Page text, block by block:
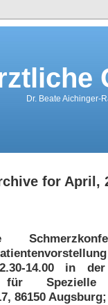
Dr. Beate Aichinger-
for April,
14.00 in der
für Spezielle
86150 Augsburg;